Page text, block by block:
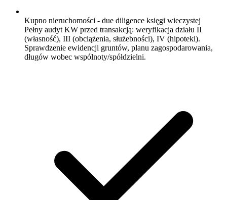
Kupno nieruchomości - due diligence księgi wieczystej
Pełny audyt KW przed transakcją: weryfikacja działu II
(własność), III (obciążenia, służebności), IV (hipoteki).
Sprawdzenie ewidencji gruntów, planu zagospodarowania,
długów wobec wspólnoty/spółdzielni.